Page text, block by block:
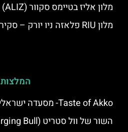
מלון אליז בטיימס סקוור (ALIZ) – סקירה
מלון RIU פלאזה ניו יורק – סקירה
המלצות
Taste of Akko- מסעדה ישראלית כשרה בניו יורק
השור של וול סטריט (Charging Bull)